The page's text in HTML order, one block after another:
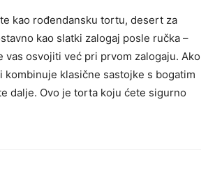
kao rođendansku tortu, desert za
kao slatki zalogaj posle ručka –
vas osvojiti već pri prvom zalogaju. Ako
klasične sastojke s bogatim
dalje. Ovo je torta koju ćete sigurno